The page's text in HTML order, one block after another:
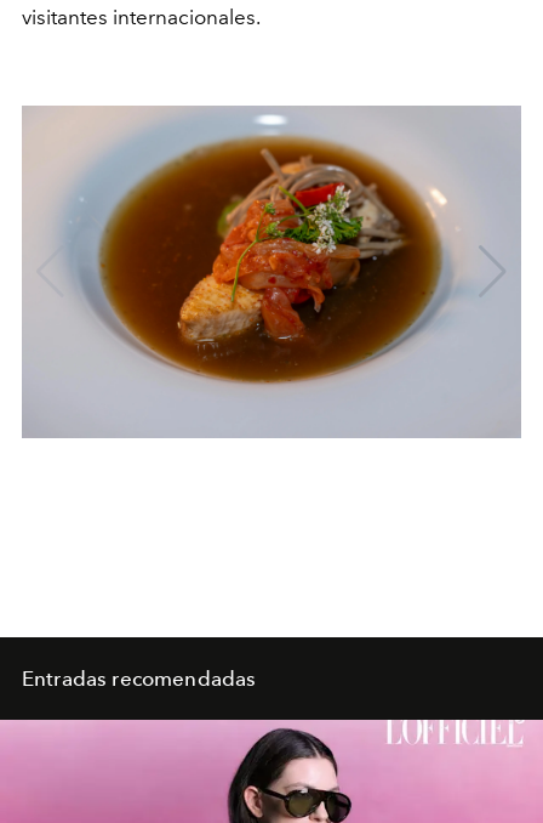
visitantes internacionales.
Entradas recomendadas